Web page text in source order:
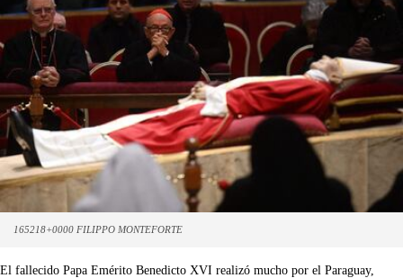
165218+0000 FILIPPO MONTEFORTE
El fallecido Papa Emérito Benedicto XVI realizó mucho por el Paraguay,